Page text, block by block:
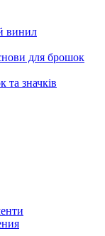
винил
для брошок
та значків